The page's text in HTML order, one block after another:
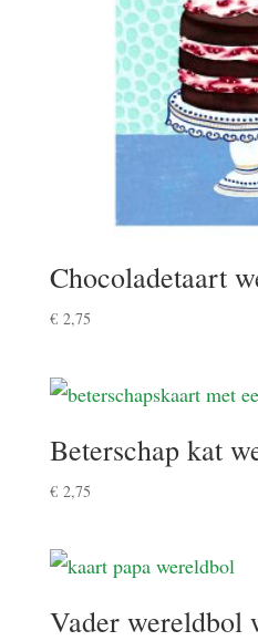
Chocoladetaart
€2,75
Beterschap kat
€2,75
Vader wereldbol